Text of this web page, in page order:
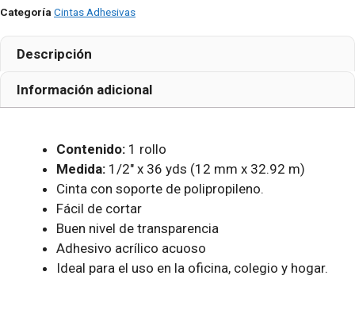
x
36
YDS
cantidad
Categoría Cintas Adhesivas
Descripción
Información adicional
Contenido: 1 rollo
Medida: 1/2″ x 36 yds (12 mm x 32.92 m)
Cinta con soporte de polipropileno.
Fácil de cortar
Buen nivel de transparencia
Adhesivo acrílico acuoso
Ideal para el uso en la oficina, colegio y hogar.